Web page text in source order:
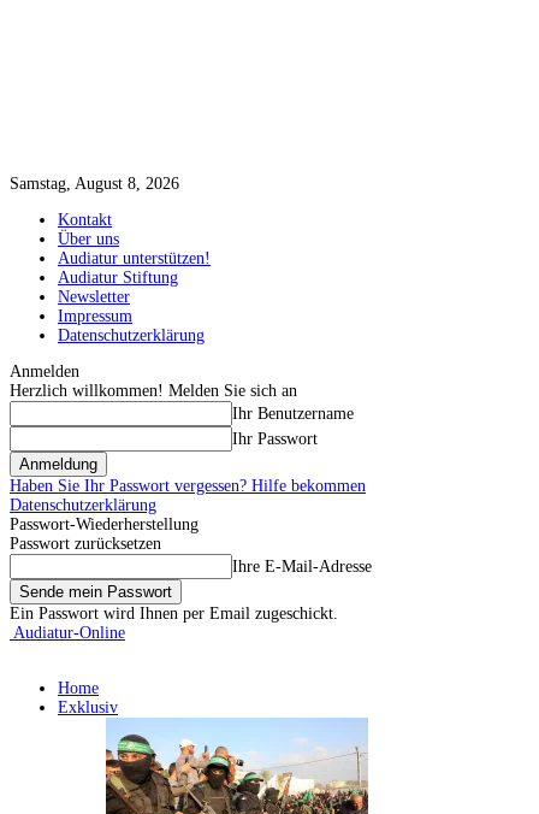
Samstag, August 8, 2026
Kontakt
Über uns
Audiatur unterstützen!
Audiatur Stiftung
Newsletter
Impressum
Datenschutzerklärung
Anmelden
Herzlich willkommen! Melden Sie sich an
Ihr Benutzername
Ihr Passwort
Haben Sie Ihr Passwort vergessen? Hilfe bekommen
Datenschutzerklärung
Passwort-Wiederherstellung
Passwort zurücksetzen
Ihre E-Mail-Adresse
Ein Passwort wird Ihnen per Email zugeschickt.
Audiatur-Online
Home
Exklusiv